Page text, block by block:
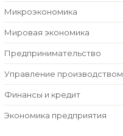
Микроэкономика
Мировая экономика
Предпринимательство
Управление производством
Финансы и кредит
Экономика предприятия